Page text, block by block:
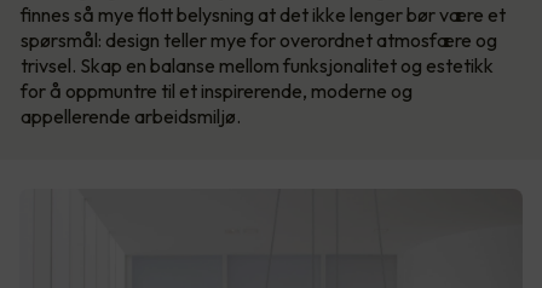
finnes så mye flott belysning at det ikke lenger bør være et
spørsmål: design teller mye for overordnet atmosfære og
trivsel. Skap en balanse mellom funksjonalitet og estetikk
for å oppmuntre til et inspirerende, moderne og
appellerende arbeidsmiljø.